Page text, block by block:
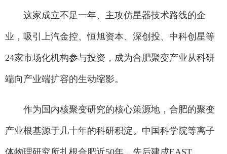
这家成立不足一年、主攻仿星器技术路线的企
业，吸引上汽金控、恒旭资本、深创投、中科创星等
24家市场化机构参与投资，成为合肥聚变产业从科研
端向产业端扩容的生动缩影。
作为国内核聚变研究的核心策源地，合肥的聚变
产业根基源于几十年的科研积淀。中国科学院等离子
体物理研究所扎根合肥近50年，先后建成EAST、